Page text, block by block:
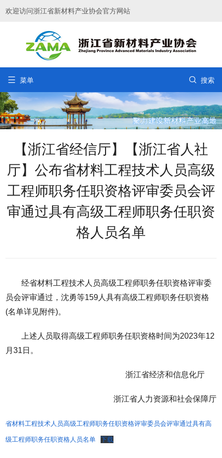
欢迎访问浙江省新材料产业协会官方网站
 菜单  搜索
【浙江省经信厅】【浙江省人社
厅】公布省材料工程技术人员高级
工程师职务任职资格评审委员会评
审通过具有高级工程师职务任职资
格人员名单
经省材料工程技术人员高级工程师职务任职资格评审委
员会评审通过，沈勇等159人具有高级工程师职务任职资格
(名单详见附件)。
上述人员取得高级工程师职务任职资格时间为2023年12
月31日。
浙江省经济和信息化厅
浙江省人力资源和社会保障厅
省材料工程技术人员高级工程师职务任职资格评审委员会评审通过具有高
级工程师职务任职资格人员名单 下载